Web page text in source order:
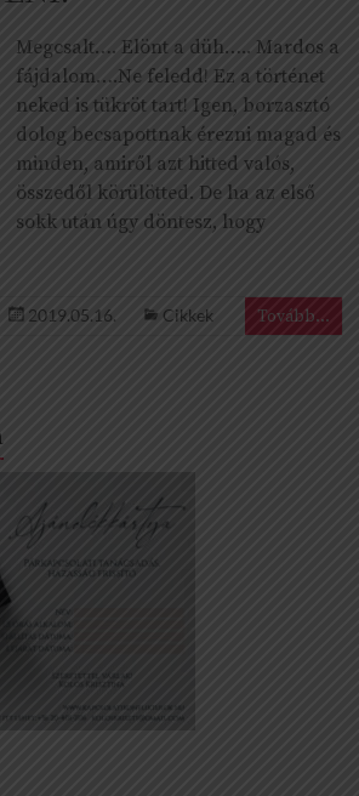
Megcsalt…. Elönt a düh….. Mardos a
fájdalom….Ne feledd! Ez a történet
neked is tükröt tart! Igen, borzasztó
dolog becsapottnak érezni magad és
minden, amiről azt hitted valós,
összedől körülötted. De ha az első
sokk után úgy döntesz, hogy
2019.05.16. Cikkek Tovább...